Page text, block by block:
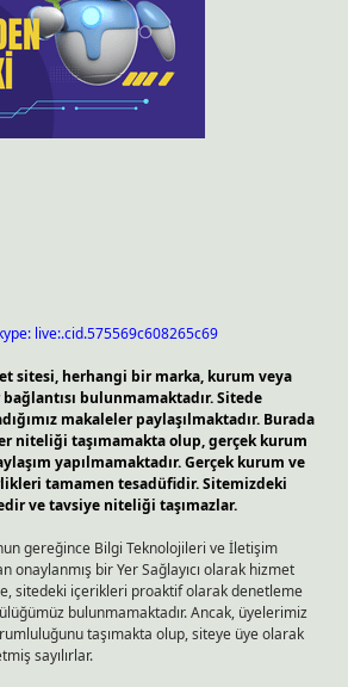
live:.cid.575569c608265c69
sitesi, herhangi bir marka, kurum veya
bulunmamaktadır. Sitede
makaleler paylaşılmaktadır. Burada
niteliği taşımamakta olup, gerçek kurum
yapılmamaktadır. Gerçek kurum ve
tamamen tesadüfidir. Sitemizdeki
ve tavsiye niteliği taşımazlar.
gereğince Bilgi Teknolojileri ve İletişim
onaylanmış bir Yer Sağlayıcı olarak hizmet
sitedeki içerikleri proaktif olarak denetleme
bulunmamaktadır. Ancak, üyelerimiz
taşımakta olup, siteye üye olarak
sayılırlar.